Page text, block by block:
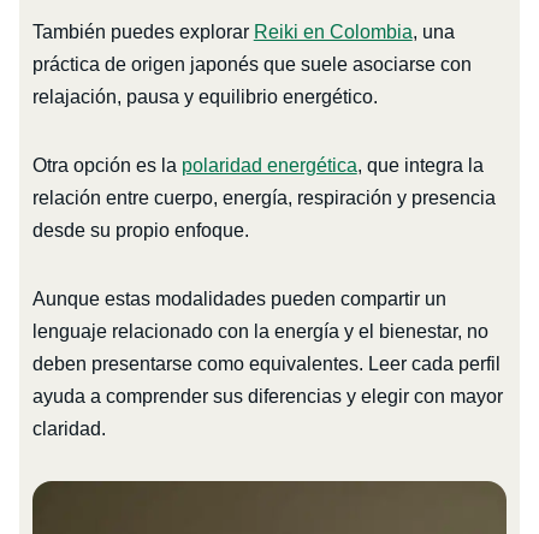
También puedes explorar Reiki en Colombia, una
práctica de origen japonés que suele asociarse con
relajación, pausa y equilibrio energético.
Otra opción es la polaridad energética, que integra la
relación entre cuerpo, energía, respiración y presencia
desde su propio enfoque.
Aunque estas modalidades pueden compartir un
lenguaje relacionado con la energía y el bienestar, no
deben presentarse como equivalentes. Leer cada perfil
ayuda a comprender sus diferencias y elegir con mayor
claridad.